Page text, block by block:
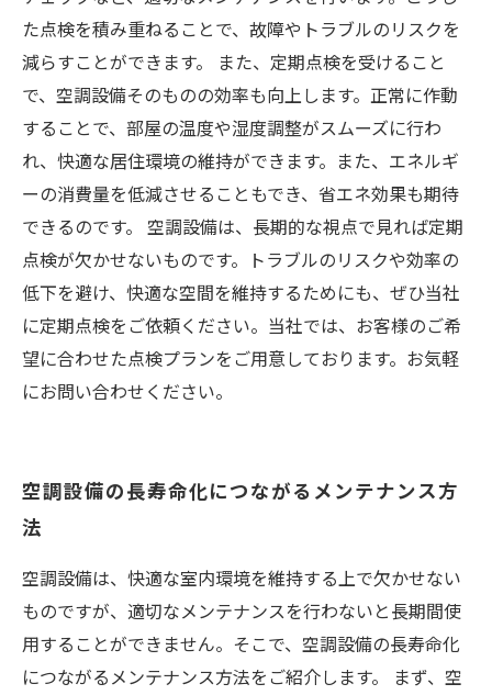
た点検を積み重ねることで、故障やトラブルのリスクを
減らすことができます。 また、定期点検を受けること
で、空調設備そのものの効率も向上します。正常に作動
することで、部屋の温度や湿度調整がスムーズに行わ
れ、快適な居住環境の維持ができます。また、エネルギ
ーの消費量を低減させることもでき、省エネ効果も期待
できるのです。 空調設備は、長期的な視点で見れば定期
点検が欠かせないものです。トラブルのリスクや効率の
低下を避け、快適な空間を維持するためにも、ぜひ当社
に定期点検をご依頼ください。当社では、お客様のご希
望に合わせた点検プランをご用意しております。お気軽
にお問い合わせください。
空調設備の長寿命化につながるメンテナンス方
法
空調設備は、快適な室内環境を維持する上で欠かせない
ものですが、適切なメンテナンスを行わないと長期間使
用することができません。そこで、空調設備の長寿命化
につながるメンテナンス方法をご紹介します。 まず、空